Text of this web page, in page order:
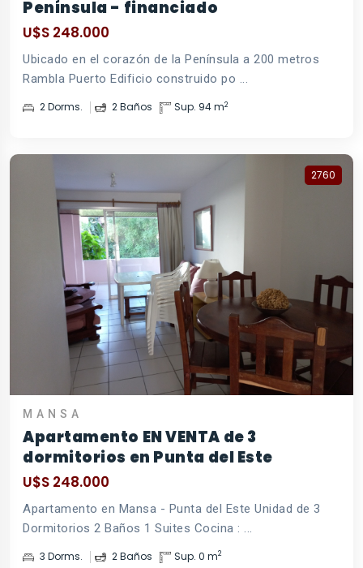
Península - financiado
U$S 248.000
Ubicado en el corazón de la Península a 200 metros
Rambla Puerto Edificio construido po ...
2 Dorms. 2 Baños Sup. 94 m2
2760
MANSA
Apartamento EN VENTA de 3
dormitorios en Punta del Este
U$S 248.000
Apartamento en Mansa - Punta del Este Unidad de 3
Dormitorios 2 Baños 1 Suites Cocina : ...
3 Dorms. 2 Baños Sup. 0 m2